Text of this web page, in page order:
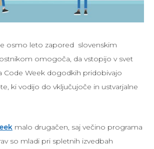
osmo leto zapored slovenskim
omogoča, da vstopijo v svet
Code Week dogodkih pridobivajo
ki vodijo do vključujoče in ustvarjalne
malo drugačen, saj večino programa
so mladi pri spletnih izvedbah